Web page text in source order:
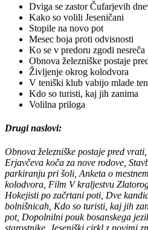
Dviga se zastor Čufarjevih
Kako so volili Jeseničani
Stopile na novo pot
Mesec boja proti odvisnosti
Ko se v predoru zgodi nesreča
Obnova železniške postaje
Življenje okrog kolodvora
V teniški klub vabijo mlade
Kdo so turisti, kaj jih zanima
Volilna priloga
Drugi naslovi:
Obnova železniške postaje pred
Erjavčeva koča za nove rodove,
parkiranju pri šoli, Anketa o
kolodvora, Film V kraljestvu
Hokejisti po začrtani poti, Dve
bolnišnicah, Kdo so turisti, kaj jih
pot, Dopolnilni pouk bosanskega